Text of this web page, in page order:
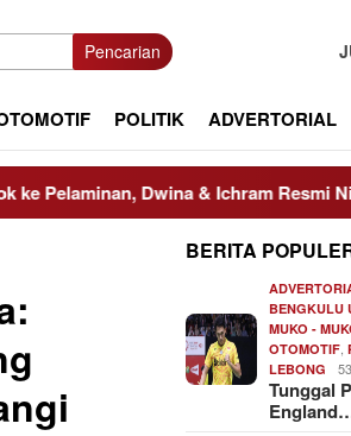
Pencarian
POLITIK ADVERTORIAL
Dwina & Ichram Resmi Nikah di
BERITA
BENGKULU
MUKO -
OTOMOTIF ,
LEBONG
Tunggal